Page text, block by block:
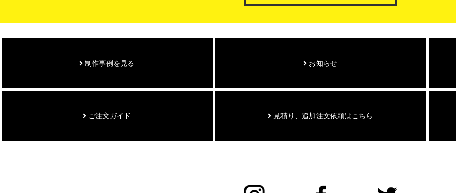
制作事例を見る お知らせ
ご注文ガイド 見積り、追加注文依頼はこちら